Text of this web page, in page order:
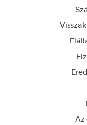
Az